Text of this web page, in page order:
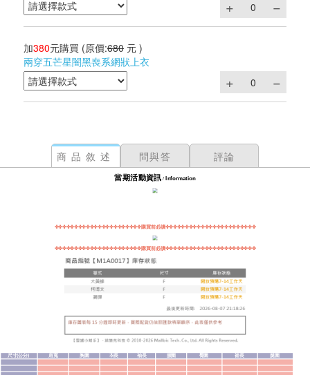
加380元購買 (原價:680 元 )
兩穿五芒星闇黑喪系網狀上衣
商品敘述 問與答 評論